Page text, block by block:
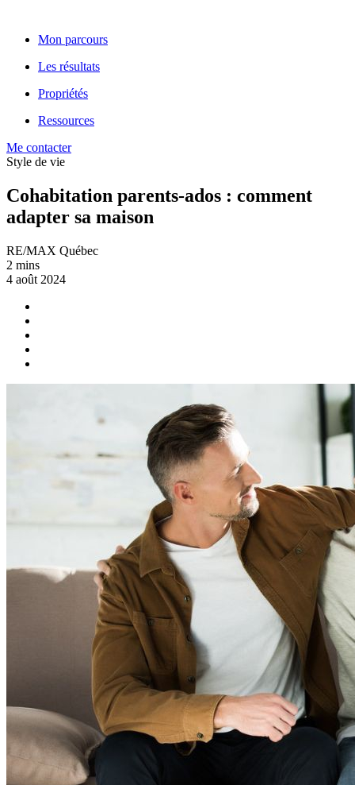
Mon parcours
Les résultats
Propriétés
Ressources
Me contacter
Style de vie
Cohabitation parents-ados : comment
adapter sa maison
RE/MAX Québec
2 mins
4 août 2024